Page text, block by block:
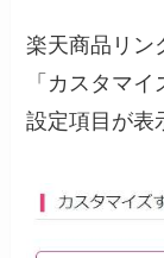
楽天商品リン
「カスタマ
設定項目が表